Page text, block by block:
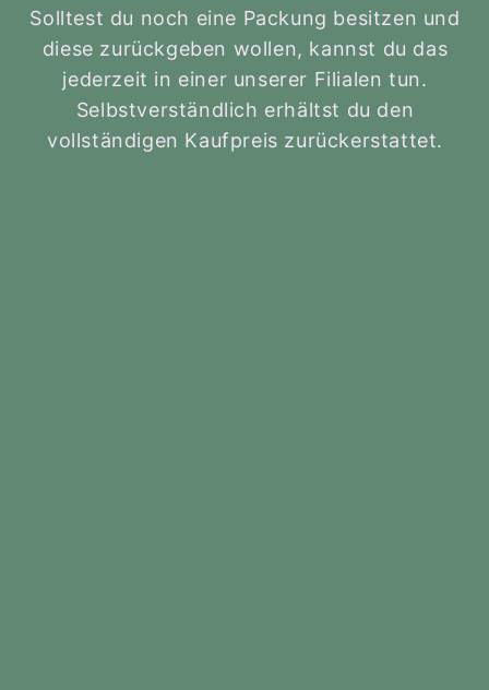
Solltest du noch eine Packung besitzen und
diese zurückgeben wollen, kannst du das
jederzeit in einer unserer Filialen tun.
Selbstverständlich erhältst du den
vollständigen Kaufpreis zurückerstattet.